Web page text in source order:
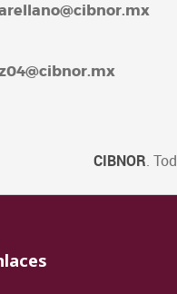
CIBNOR.